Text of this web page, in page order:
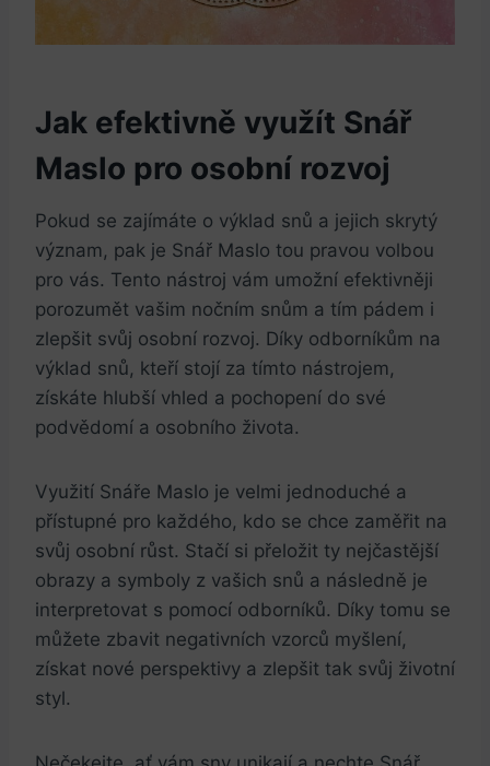
Jak⁣ efektivně využít Snář
Maslo pro ​osobní rozvoj
Pokud se zajímáte o výklad snů a jejich skrytý
význam, pak je Snář⁢ Maslo tou ⁤pravou volbou⁣
pro⁤ vás. ⁣Tento ‌nástroj vám umožní efektivněji
porozumět vašim nočním snům a tím pádem⁤ i
zlepšit ⁣svůj osobní rozvoj. Díky ⁢odborníkům na
výklad snů, kteří stojí za tímto nástrojem,
získáte hlubší vhled a pochopení do své
podvědomí⁤ a⁤ osobního ⁤života.
Využití Snáře ⁣Maslo⁤ je ⁣velmi jednoduché a
přístupné ‌pro každého, ⁢kdo se chce zaměřit na
svůj osobní růst. Stačí si přeložit ty nejčastější
⁢obrazy a symboly z ⁤vašich snů⁢ a následně je​
interpretovat s pomocí odborníků.‍ Díky tomu se
můžete zbavit negativních‍ vzorců myšlení,
získat nové perspektivy⁣ a zlepšit ⁢tak svůj životní
styl.